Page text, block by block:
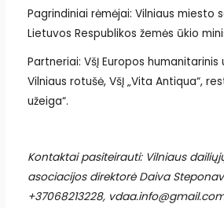
Pagrindiniai rėmėjai: Vilniaus miesto
Lietuvos Respublikos žemės ūkio
Partneriai: VšĮ Europos humanitarinis
Vilniaus rotušė, VšĮ „Vita Antiqua“,
užeiga“.
Kontaktai pasiteirauti: Vilniaus
asociacijos direktorė Daiva
+37068213228,